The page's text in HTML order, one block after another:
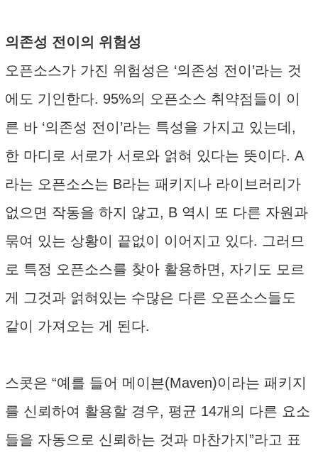
의존성 전이의 위험성
오픈소스가 가진 위험성은 ‘의존성 전이’라는 것
에도 기인한다. 95%의 오픈소스 취약점들이 이
른 바 ‘의존성 전이’라는 특성을 가지고 있는데,
한 마디로 서로가 서로와 얽혀 있다는 뜻이다. A
라는 오픈소스는 B라는 패키지나 라이브러리가
없으면 작동을 하지 않고, B 역시 또 다른 자원과
묶여 있는 상황이 끝없이 이어지고 있다. 그러므
로 특정 오픈소스를 찾아 활용하면, 자기도 모르
게 그것과 얽혀있는 수많은 다른 오픈소스들도
같이 가져오는 게 된다.
스콧은 “예를 들어 메이븐(Maven)이라는 패키지
를 신뢰하여 활용할 경우, 평균 14개의 다른 요소
들을 자동으로 신뢰하는 것과 마찬가지”라고 표